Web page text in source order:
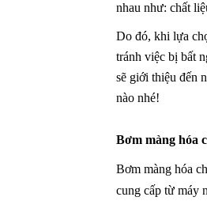
nhau như: chất
Do đó, khi lựa
tránh việc bị bất
sẽ giới thiệu đến
nào nhé!
Bơm màng hóa
Bơm màng hóa
cung cấp từ máy